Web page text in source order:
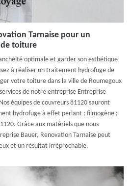
Tarnaise pour un
toiture
optimale et garder son esthétique
à réaliser un traitement hydrofuge de
votre toiture dans la ville de Roumegoux
de notre entreprise Entreprise
équipes de couvreurs 81120 sauront
hydrofuge à effet perlant ; filmogène ;
Grâce aux matériels que nous
Bauer, Renovation Tarnaise peut
et un résultat irréprochable.